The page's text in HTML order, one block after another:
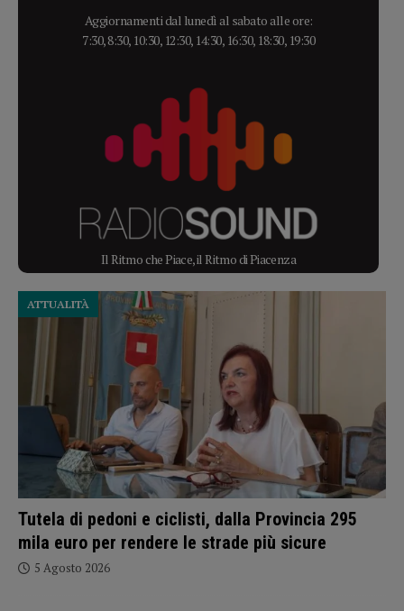
Aggiornamenti dal lunedì al sabato alle ore:
7:30, 8:30, 10:30, 12:30, 14:30, 16:30, 18:30, 19:30
Il Ritmo che Piace, il Ritmo di Piacenza
Tutela di pedoni e ciclisti, dalla Provincia 295
mila euro per rendere le strade più sicure
ATTUALITÀ
5 Agosto 2026